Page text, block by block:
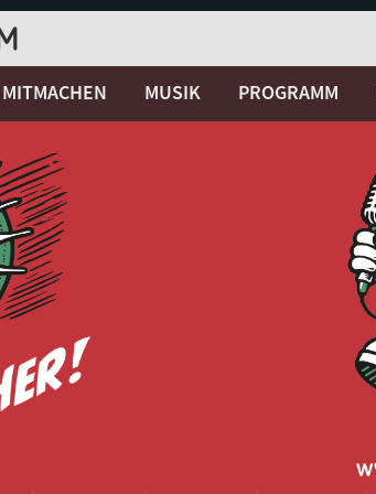
MITMACHEN MUSIK PROGRAMM